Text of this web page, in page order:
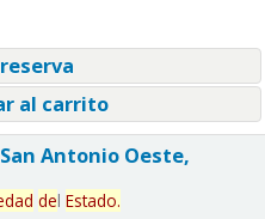
al carrito
Antonio Oeste,
del Estado.